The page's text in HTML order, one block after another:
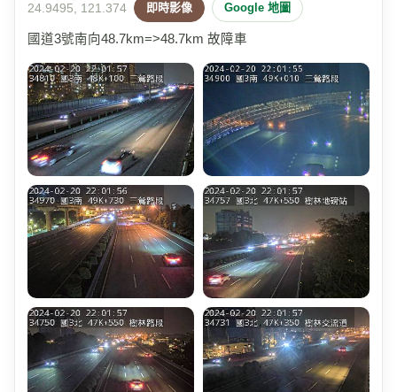
24.9495, 121.374
即時影像 Google 地圖
國道3號南向48.7km=>48.7km 故障車